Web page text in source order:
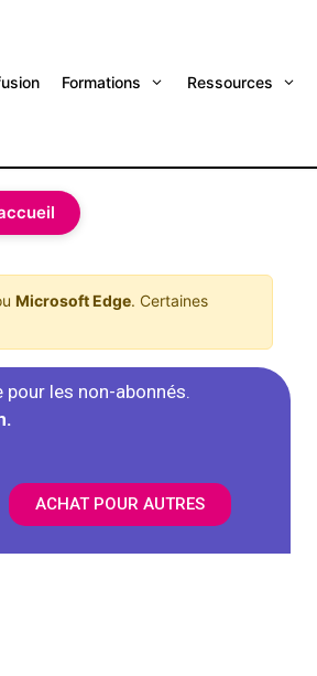
Formations Ressources
Microsoft Edge. Certaines
les non-abonnés.
ACHAT POUR AUTRES